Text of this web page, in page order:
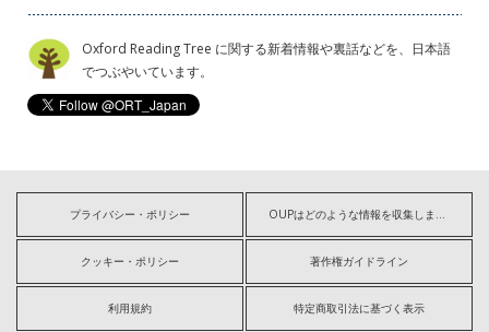
Oxford Reading Tree に関する新着情報や裏話などを、日本語
でつぶやいています。
プライバシー・ポリシー OUPはどのような情報を収集しますか?
クッキー・ポリシー 著作権ガイドライン
利用規約 特定商取引法に基づく表示